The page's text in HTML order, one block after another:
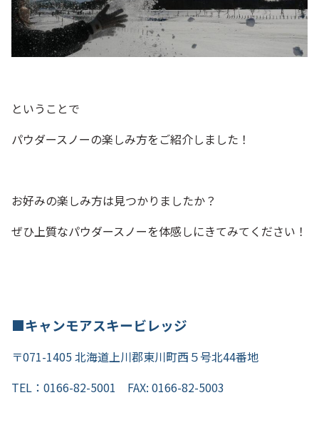
ということで
パウダースノーの楽しみ方をご紹介しました！
お好みの楽しみ方は見つかりましたか？
ぜひ上質なパウダースノーを体感しにきてみてください！
■キャンモアスキービレッジ
〒071-1405 北海道上川郡東川町西５号北44番地
TEL：0166-82-5001 FAX: 0166-82-5003